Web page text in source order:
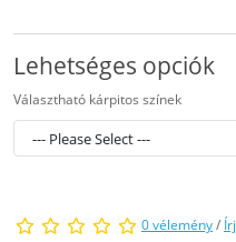
Lehetséges opciók
Választható kárpitos színek
0 vélemény/